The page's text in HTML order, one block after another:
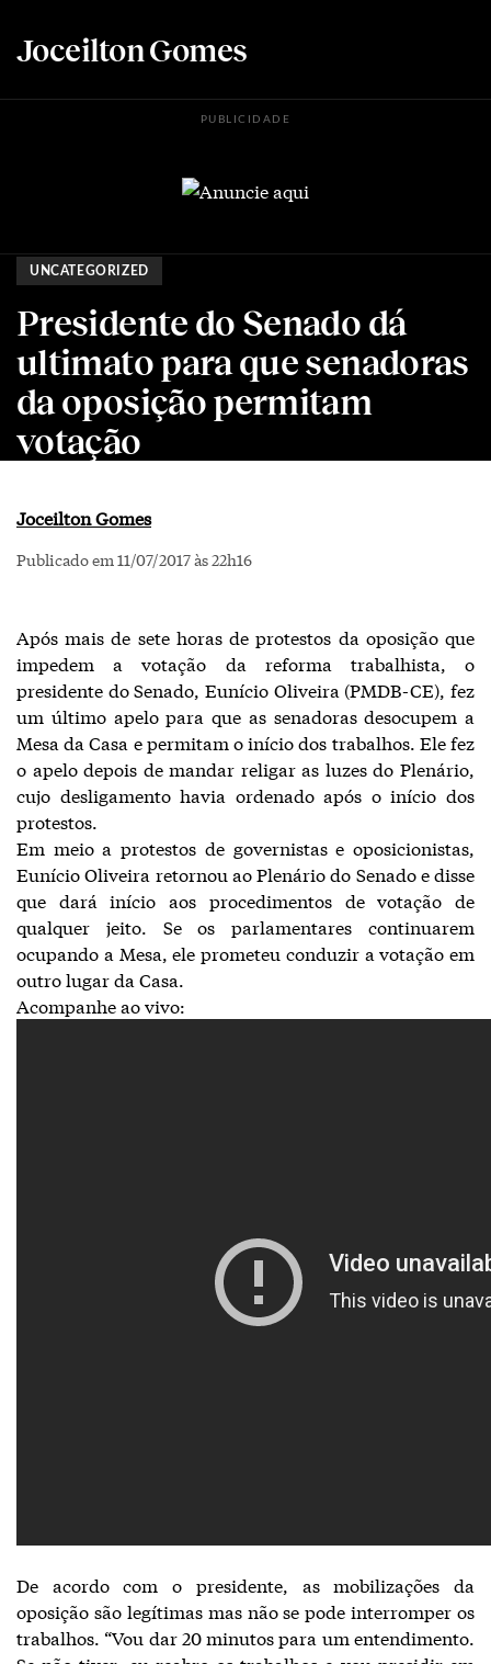
Joceilton Gomes
PUBLICIDADE
UNCATEGORIZED
Presidente do Senado dá
ultimato para que senadoras
da oposição permitam
votação
Joceilton Gomes
Publicado em 11/07/2017 às 22h16
Após mais de sete horas de protestos da oposição que
impedem a votação da reforma trabalhista, o
presidente do Senado, Eunício Oliveira (PMDB-CE), fez
um último apelo para que as senadoras desocupem a
Mesa da Casa e permitam o início dos trabalhos. Ele fez
o apelo depois de mandar religar as luzes do Plenário,
cujo desligamento havia ordenado após o início dos
protestos.
Em meio a protestos de governistas e oposicionistas,
Eunício Oliveira retornou ao Plenário do Senado e disse
que dará início aos procedimentos de votação de
qualquer jeito. Se os parlamentares continuarem
ocupando a Mesa, ele prometeu conduzir a votação em
outro lugar da Casa.
Acompanhe ao vivo:
De acordo com o presidente, as mobilizações da
oposição são legítimas mas não se pode interromper os
trabalhos. “Vou dar 20 minutos para um entendimento.